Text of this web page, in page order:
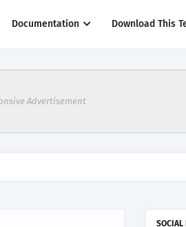
Documentation Download This
Advertisement
SOCIAL